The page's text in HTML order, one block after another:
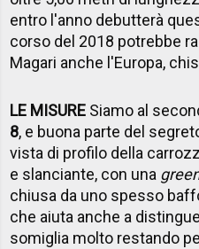
entro l'anno debutterà
corso del 2018 potrebbe
Magari anche l'Europa,
LE MISURE Siamo al
8, e buona parte del
vista di profilo della
e slanciante, con una
chiusa da uno spesso
che aiuta anche a
somiglia molto restando